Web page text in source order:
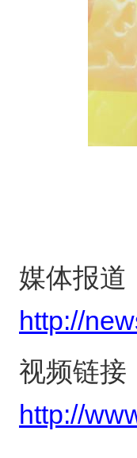
媒体报道
http://
视频链接
http://